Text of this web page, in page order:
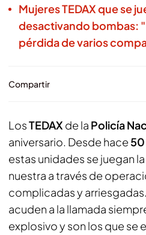
Mujeres TEDAX que se
desactivando bombas:
pérdida de varios
Compartir
LosTEDAX de la Policía
aniversario. Desde hace
estas unidades se juegan
nuestra a través de
complicadas y
acuden a la llamada
explosivo y son los que se